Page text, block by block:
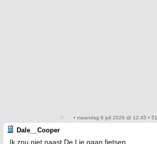
• maandag 6 juli 2026 @ 12:45 • 51
Dale__Cooper
Ik zou niet naast De Lie gaan fietsen.